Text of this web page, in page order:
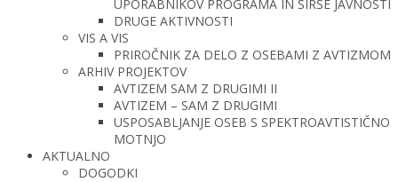
UPORABNIKOV PROGRAMA IN ŠIRŠE JAVNOSTI
DRUGE AKTIVNOSTI
VIS A VIS
PRIROČNIK ZA DELO Z OSEBAMI Z AVTIZMOM
ARHIV PROJEKTOV
AVTIZEM SAM Z DRUGIMI II
AVTIZEM – SAM Z DRUGIMI
USPOSABLJANJE OSEB S SPEKTROAVTISTIČNO
MOTNJO
AKTUALNO
DOGODKI